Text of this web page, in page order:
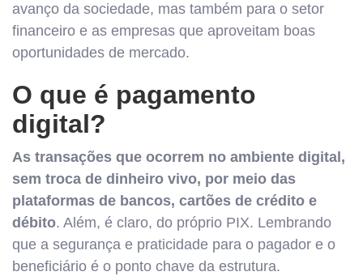
avanço da sociedade, mas também para o setor
financeiro e as empresas que aproveitam boas
oportunidades de mercado.
O que é pagamento
digital?
As transações que ocorrem no ambiente digital,
sem troca de dinheiro vivo, por meio das
plataformas de bancos, cartões de crédito e
débito. Além, é claro, do próprio PIX. Lembrando
que a segurança e praticidade para o pagador e o
beneficiário é o ponto chave da estrutura.